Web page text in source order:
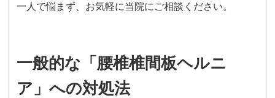
一人で悩まず、お気軽に当院にご相談ください。
一般的な「腰椎椎間板ヘルニ
ア」への対処法